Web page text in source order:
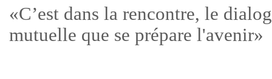
«C’est dans la rencontre, le
mutuelle que se prépare l'avenir»